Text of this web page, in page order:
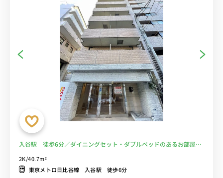
入谷駅 徒歩6分／ダイニングセット・ダブルベッドのあるお部屋
2K/40.7m²
東京メトロ日比谷線 入谷駅 徒歩6分